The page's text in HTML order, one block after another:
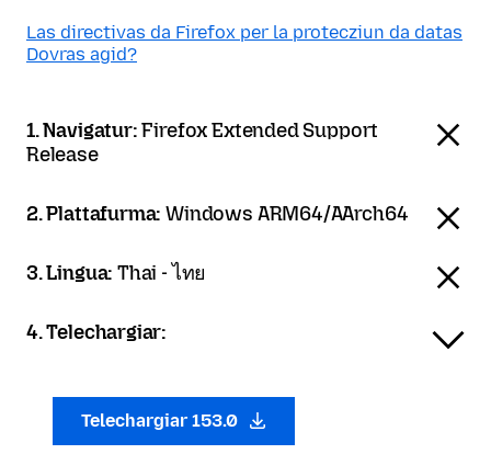
Las directivas da Firefox per la protecziun da datas
Dovras agid?
1. Navigatur:Firefox Extended Support
Release
2. Plattafurma:Windows ARM64/AArch64
3. Lingua:Thai - ไทย
4. Telechargiar:
Telechargiar 153.0